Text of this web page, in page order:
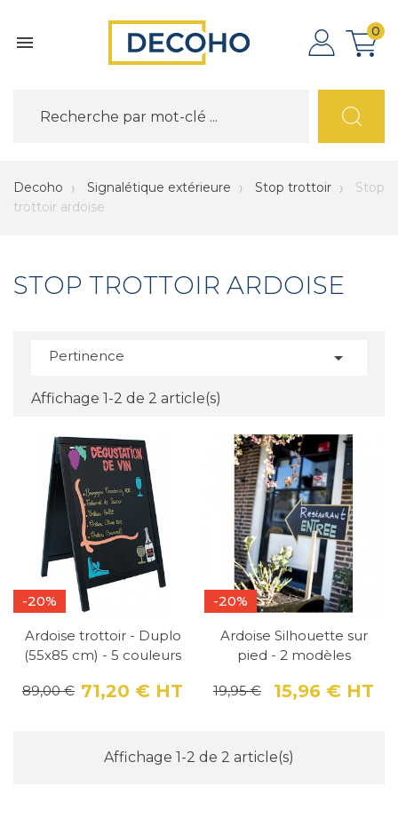

0
Decoho Signalétique extérieure Stop trottoir
Stop
trottoir ardoise
STOP TROTTOIR ARDOISE
Pertinence 
Affichage 1-2 de 2 article(s)
-20%
Ardoise trottoir - Duplo
(55x85 cm) - 5 couleurs
71,20 € HT Prix de base
89,00 €
-20%
Ardoise Silhouette sur
pied - 2 modèles
15,96 € HT
19,95 €
Affichage 1-2 de 2 article(s)